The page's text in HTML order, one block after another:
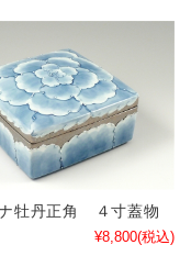
牡丹正角 ４寸蓋物
¥8,800(税込)